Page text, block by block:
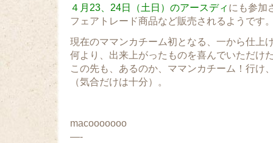
４月23、24日（土日）のアースディ にも参加
フェアトレード商品など販売されるようです
現在のママンカチーム初となる、一から仕上
何より、出来上がったものを喜んでいただけ
この先も、あるのか、ママンカチーム！行け
（気合だけは十分）。
macooooooo
—-